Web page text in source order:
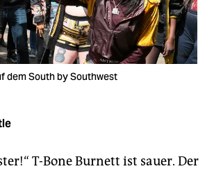
dem South by Southwest
T-Bone Burnett ist sauer. Der